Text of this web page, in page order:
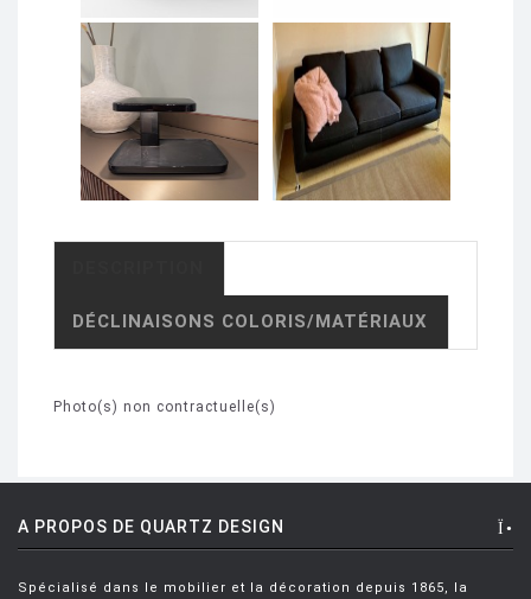
DÉCLINAISONS COLORIS/MATÉRIAUX
Photo(s) non contractuelle(s)
A PROPOS DE QUARTZ DESIGN
Spécialisé dans le mobilier et la décoration depuis 1865, la